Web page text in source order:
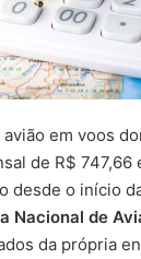
em voos
de R$ 747,66
desde o início
Nacional de
da própria